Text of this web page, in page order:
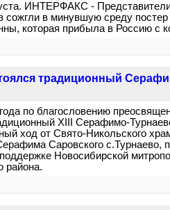
ИНТЕРФАКС -
сожгли в минувшую среду
которая прибыла в Россию с
традиционный
по благословению
XIII Серафимо-
ход от Свято-Никольского
Саровского с.Турнаево,
Новосибирской
района.